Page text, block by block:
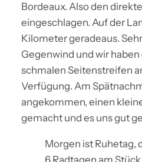
Bordeaux. Also den
eingeschlagen. Auf der
Kilometer geradeaus.
Gegenwind und wir
schmalen Seitenstreifen
Verfügung. Am
angekommen, einen
gemacht und es uns gut
Morgen ist Ruhetag,